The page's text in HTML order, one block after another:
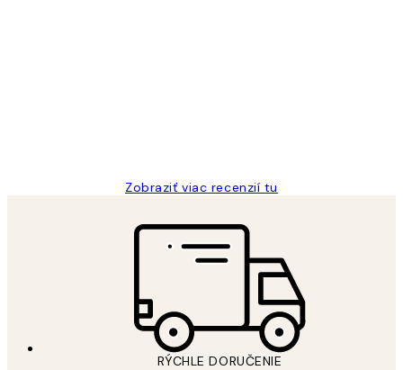
Zobraziť viac recenzií tu
RÝCHLE DORUČENIE